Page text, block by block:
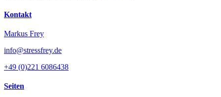
Kontakt
Markus Frey
info@stressfrey.de
+49 (0)221 6086438
Seiten